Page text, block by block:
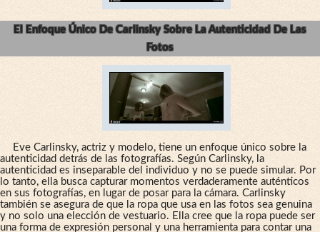
El Enfoque Único De Carlinsky Sobre La Autenticidad De Las
Fotos
Eve Carlinsky, actriz y modelo, tiene un enfoque único sobre la
autenticidad detrás de las fotografías. Según Carlinsky, la
autenticidad es inseparable del individuo y no se puede simular. Por
lo tanto, ella busca capturar momentos verdaderamente auténticos
en sus fotografías, en lugar de posar para la cámara. Carlinsky
también se asegura de que la ropa que usa en las fotos sea genuina
y no solo una elección de vestuario. Ella cree que la ropa puede ser
una forma de expresión personal y una herramienta para contar una